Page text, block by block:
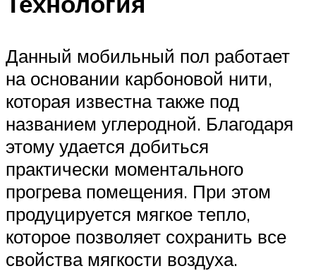
Данный мобильный пол работает
на основании карбоновой нити,
которая известна также под
названием углеродной. Благодаря
этому удается добиться
практически моментального
прогрева помещения. При этом
продуцируется мягкое тепло,
которое позволяет сохранить все
свойства мягкости воздуха.